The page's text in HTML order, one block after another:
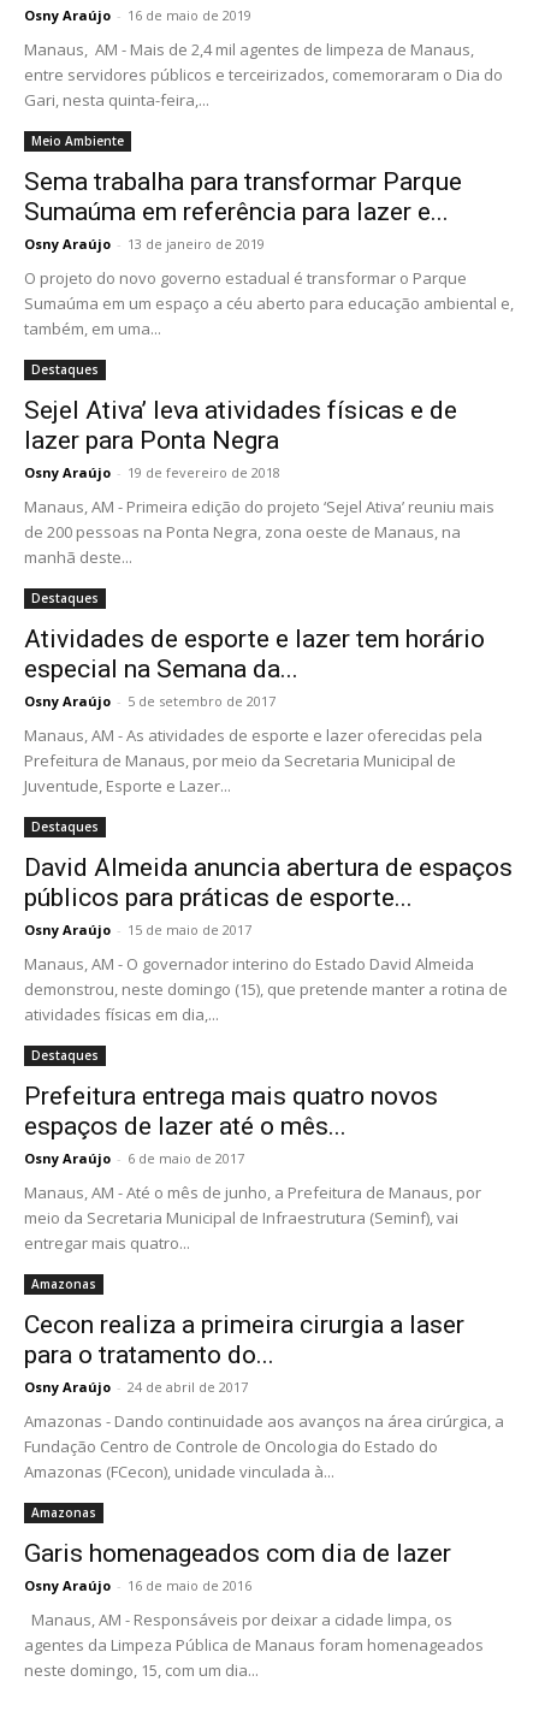
Osny Araújo - 16 de maio de 2019
Manaus, AM - Mais de 2,4 mil agentes de limpeza de Manaus,
entre servidores públicos e terceirizados, comemoraram o Dia do
Gari, nesta quinta-feira,...
Meio Ambiente
Sema trabalha para transformar Parque
Sumaúma em referência para lazer e...
Osny Araújo - 13 de janeiro de 2019
O projeto do novo governo estadual é transformar o Parque
Sumaúma em um espaço a céu aberto para educação ambiental e,
também, em uma...
Destaques
Sejel Ativa’ leva atividades físicas e de
lazer para Ponta Negra
Osny Araújo - 19 de fevereiro de 2018
Manaus, AM - Primeira edição do projeto ‘Sejel Ativa’ reuniu mais
de 200 pessoas na Ponta Negra, zona oeste de Manaus, na
manhã deste...
Destaques
Atividades de esporte e lazer tem horário
especial na Semana da...
Osny Araújo - 5 de setembro de 2017
Manaus, AM - As atividades de esporte e lazer oferecidas pela
Prefeitura de Manaus, por meio da Secretaria Municipal de
Juventude, Esporte e Lazer...
Destaques
David Almeida anuncia abertura de espaços
públicos para práticas de esporte...
Osny Araújo - 15 de maio de 2017
Manaus, AM - O governador interino do Estado David Almeida
demonstrou, neste domingo (15), que pretende manter a rotina de
atividades físicas em dia,...
Destaques
Prefeitura entrega mais quatro novos
espaços de lazer até o mês...
Osny Araújo - 6 de maio de 2017
Manaus, AM - Até o mês de junho, a Prefeitura de Manaus, por
meio da Secretaria Municipal de Infraestrutura (Seminf), vai
entregar mais quatro...
Amazonas
Cecon realiza a primeira cirurgia a laser
para o tratamento do...
Osny Araújo - 24 de abril de 2017
Amazonas - Dando continuidade aos avanços na área cirúrgica, a
Fundação Centro de Controle de Oncologia do Estado do
Amazonas (FCecon), unidade vinculada à...
Amazonas
Garis homenageados com dia de lazer
Osny Araújo - 16 de maio de 2016
Manaus, AM - Responsáveis por deixar a cidade limpa, os
agentes da Limpeza Pública de Manaus foram homenageados
neste domingo, 15, com um dia...